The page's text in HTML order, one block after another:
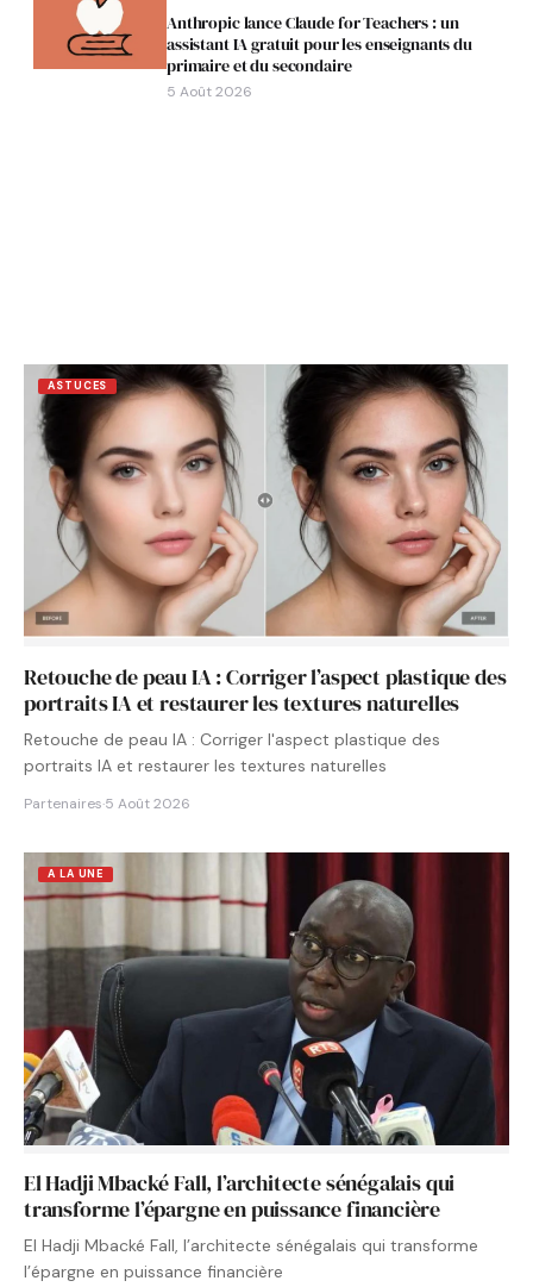
Anthropic lance Claude for Teachers : un
assistant IA gratuit pour les enseignants du
primaire et du secondaire
5 Août 2026
ASTUCES
Retouche de peau IA : Corriger l’aspect plastique des
portraits IA et restaurer les textures naturelles
Retouche de peau IA : Corriger l'aspect plastique des
portraits IA et restaurer les textures naturelles
Partenaires·5 Août 2026
A LA UNE
El Hadji Mbacké Fall, l’architecte sénégalais qui
transforme l’épargne en puissance financière
El Hadji Mbacké Fall, l’architecte sénégalais qui transforme
l’épargne en puissance financière